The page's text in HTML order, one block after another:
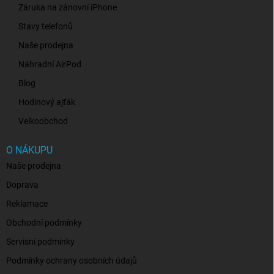
Záruka na zánovní iPhone
Stavy telefonů
Naše prodejna
Náhradní AirPod
Blog
Hodinový ajťák
Velkoobchod
O NÁKUPU
Naše prodejna
Doprava
Reklamace
Obchodní podmínky
Servisní podmínky
Podmínky ochrany osobních údajů